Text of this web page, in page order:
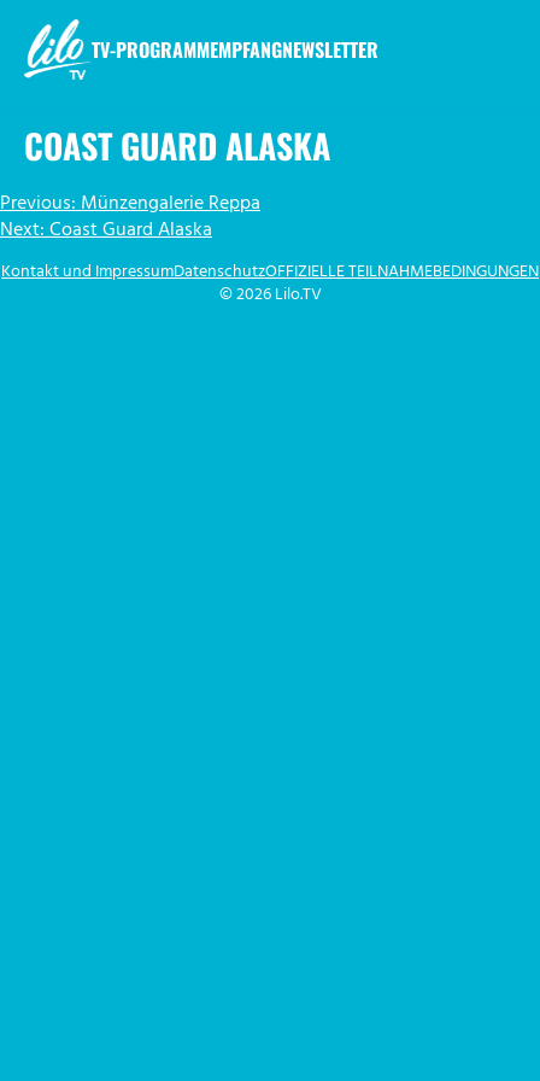
Inhalt
springen
TV-PROGRAMMEMPFANGNEWSLETTER
COAST GUARD ALASKA
BEITRAGSNAVIGATION
Previous:Münzengalerie Reppa
Next:Coast Guard Alaska
© 2026 Lilo.TV
Kontakt und ImpressumDatenschutzOFFIZIELLE TEILNAHMEBEDINGUNGEN